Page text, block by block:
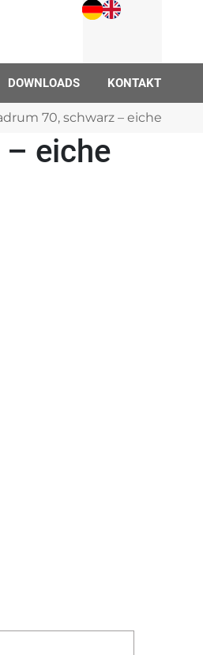
DOWNLOADS KONTAKT
70, schwarz – eiche
eiche